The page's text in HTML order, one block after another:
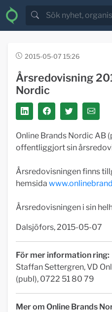
2015-05-07 15:26
Årsredovisning
Nordic
Online Brands Nordic AB
offentliggjort sin
Årsredovisningen finns
hemsida
Årsredovisningen i sin
Dalsjöfors, 2015-05-07
För mer information ring:
Staffan Settergren, VD
(publ), 0722 51 80 79
Mer om Online Brands